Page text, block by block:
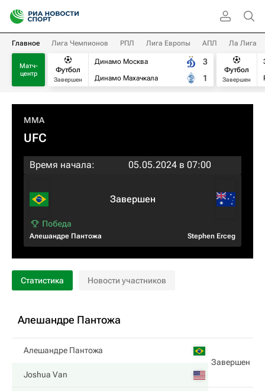
Главное Лига Чемпионов РПЛ Лига Европы АПЛ Ла Лига
Матч-
центр
Футбол
Завершен
Динамо Москва
Динамо Махачкала
3
1
Футбол
Завершен
MMA
UFC
Время начала: 05.05.2024 в 07:00
Алешандре Пантожа
Завершен
Stephen Erceg
Статистика Новости участников
Алешандре Пантожа
Алешандре Пантожа
Завершен
Joshua Van